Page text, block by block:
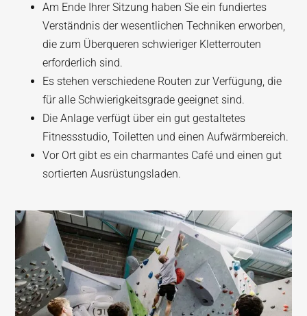
Am Ende Ihrer Sitzung haben Sie ein fundiertes
Verständnis der wesentlichen Techniken erworben,
die zum Überqueren schwieriger Kletterrouten
erforderlich sind.
Es stehen verschiedene Routen zur Verfügung, die
für alle Schwierigkeitsgrade geeignet sind.
Die Anlage verfügt über ein gut gestaltetes
Fitnessstudio, Toiletten und einen Aufwärmbereich.
Vor Ort gibt es ein charmantes Café und einen gut
sortierten Ausrüstungsladen.